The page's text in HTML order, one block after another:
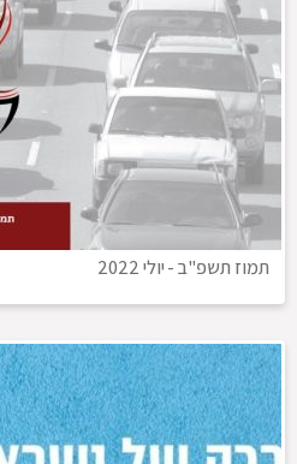
תמוז תשפ"ב-יולי 2022